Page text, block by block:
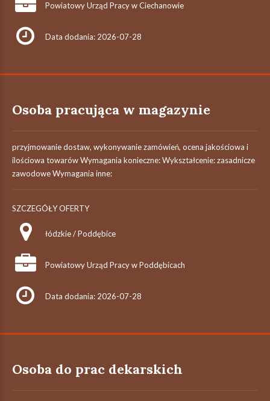
Powiatowy Urząd Pracy w Ciechanowie
Data dodania: 2026-07-28
Osoba pracująca w magazynie
przyjmowanie dostaw, wykonywanie zamówień, ocena jakościowa i
ilościowa towarów Wymagania konieczne: Wykształcenie: zasadnicze
zawodowe Wymagania inne:
SZCZEGÓŁY OFERTY
łódzkie / Poddębice
Powiatowy Urząd Pracy w Poddębicach
Data dodania: 2026-07-28
Osoba do prac dekarskich